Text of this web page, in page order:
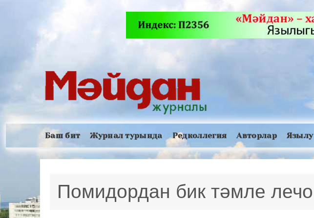
Баш бит Журнал турында Редколлегия Авторлар Язылу
Помидордан бик тәмле лечо